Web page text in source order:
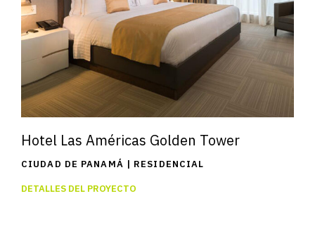
Hotel Las Américas Golden Tower
CIUDAD DE PANAMÁ | RESIDENCIAL
DETALLES DEL PROYECTO